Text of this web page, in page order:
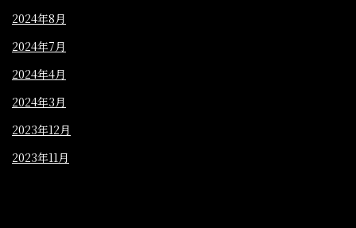
2024年8月
2024年7月
2024年4月
2024年3月
2023年12月
2023年11月